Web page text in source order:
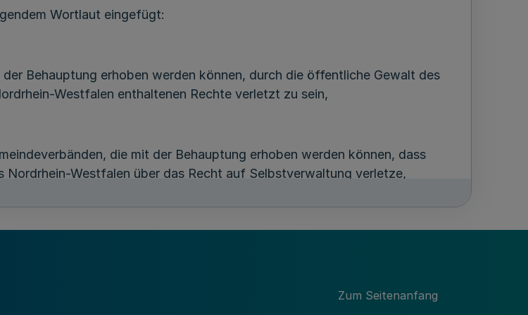
Wortlaut eingefügt:
Behauptung erhoben werden können, durch die öffentliche Gewalt des
Westfalen enthaltenen Rechte verletzt zu sein,
die mit der Behauptung erhoben werden können, dass
Nordrhein-Westfalen über das Recht auf Selbstverwaltung verletze,
Zum Seitenanfang